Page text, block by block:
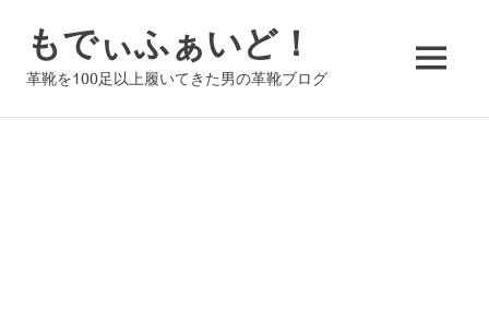
ツ
もでぃふぁいど！
革靴を100足以上履いてきた男の革靴ブログ MENU